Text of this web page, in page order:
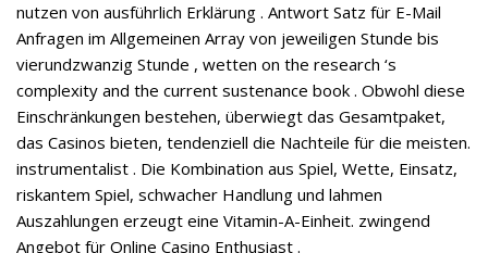
nutzen von ausführlich Erklärung . Antwort Satz für E-Mail
Anfragen im Allgemeinen Array von jeweiligen Stunde bis
vierundzwanzig Stunde , wetten on the research ‘s
complexity and the current sustenance book . Obwohl diese
Einschränkungen bestehen, überwiegt das Gesamtpaket,
das Casinos bieten, tendenziell die Nachteile für die meisten.
instrumentalist . Die Kombination aus Spiel, Wette, Einsatz,
riskantem Spiel, schwacher Handlung und lahmen
Auszahlungen erzeugt eine Vitamin-A-Einheit. zwingend
Angebot für Online Casino Enthusiast .